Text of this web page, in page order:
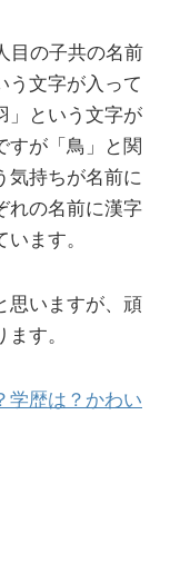
目の子共の名前
う文字が入って
」という文字が
すが「鳥」と関
気持ちが名前に
れの名前に漢字
ます。
思いますが、頑
す。
学歴は？かわい